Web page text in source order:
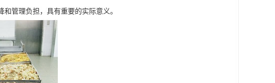
管理负担，具有重要的实际意义。